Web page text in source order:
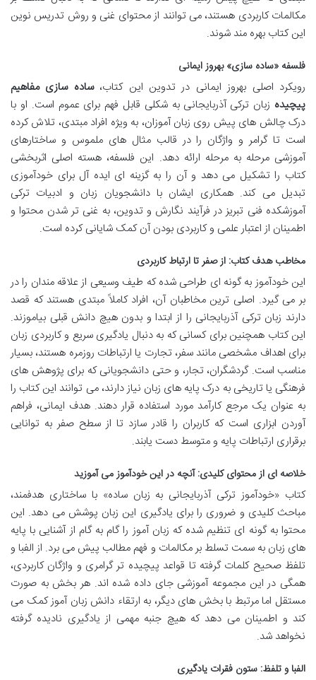
مکالمات کاربردی هستند، می توانند از محتوای غنی و روش تدریس نوین
این کتاب بهره مند شوند.
فلسفه «ساده سازی» بهروز ایمانی
رویکرد اصلی بهروز ایمانی در تدوین این کتاب،ساده سازی مفاهیم
پیچیده زبان ترکی آذربایجانی به شکلی قابل فهم برای عموم است. او با
درک چالش های پیش روی زبان آموزان، به ویژه افراد مبتدی، تلاش کرده
است تا گرامر و واژگان را در قالب مثال های ملموس و ساختارهای
آموزشی مرحله به مرحله ارائه دهد. این فلسفه، هسته اصلی اثربخشی
کتاب را تشکیل می دهد و آن را به گزینه ای ایده آل برای خودآموزی
تبدیل می کند. همکاری ایشان با دانشجویان زبان و ادبیات ترکی
آموزشکده فنی تبریز در فرآیند نگارش و تدوین، به غنی تر شدن محتوا و
اطمینان از اعتبار علمی و کاربردی بودن آن کمک شایانی کرده است.
مخاطب هدف کتاب: از صفر تا ارتباط کاربردی
این خودآموز به گونه ای طراحی شده که طیف وسیعی از علاقه مندان را در
بر می گیرد. اصلی ترین مخاطبان آن، افراد کاملاً مبتدی هستند که قصد
دارند زبان ترکی آذربایجانی را از ابتدا و بدون هیچ دانش قبلی بیاموزند.
این کتاب همچنین برای کسانی که به دنبال یادگیری سریع و کاربردی زبان
برای اهداف مشخصی مانند سفر، تجارت یا ارتباطات روزمره هستند، بسیار
مناسب است. گردشگران، تجار، و حتی دانشجویانی که برای پژوهش های
فرهنگی یا تاریخی به درک پایه های زبان نیاز دارند، می توانند این کتاب را
به عنوان یک مرجع کارآمد مورد استفاده قرار دهند. هدف ایمانی، فراهم
آوردن ابزاری است که کاربران را قادر سازد تا از سطح صفر به توانایی
برقراری ارتباطات پایه و متوسط دست یابند.
خلاصه ای از محتوای کلیدی: آنچه در این خودآموز می آموزید
کتاب «خودآموز ترکی آذربایجانی به زبان ساده» با ساختاری هدفمند،
مباحث کلیدی و ضروری را برای یادگیری این زبان پوشش می دهد. این
محتوا به گونه ای تنظیم شده که زبان آموز را گام به گام از آشنایی با پایه
های زبان به سمت تسلط بر مکالمات و فهم مطالب پیش می برد. از الفبا و
تلفظ صحیح کلمات گرفته تا قواعد پیچیده تر گرامری و واژگان کاربردی،
همگی در این مجموعه آموزشی جای داده شده اند. هر بخش به صورت
مستقل اما مرتبط با بخش های دیگر، به ارتقاء دانش زبان آموز کمک می
کند و اطمینان می دهد که هیچ جنبه مهمی از یادگیری نادیده گرفته
نخواهد شد.
الفبا و تلفظ: ستون فقرات یادگیری